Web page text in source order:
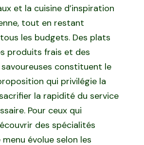
et la cuisine d’inspiration
tout en restant
les budgets. Des plats
produits frais et des
constituent le
qui privilégie la
la rapidité du service
Pour ceux qui
des spécialités
menu évolue selon les